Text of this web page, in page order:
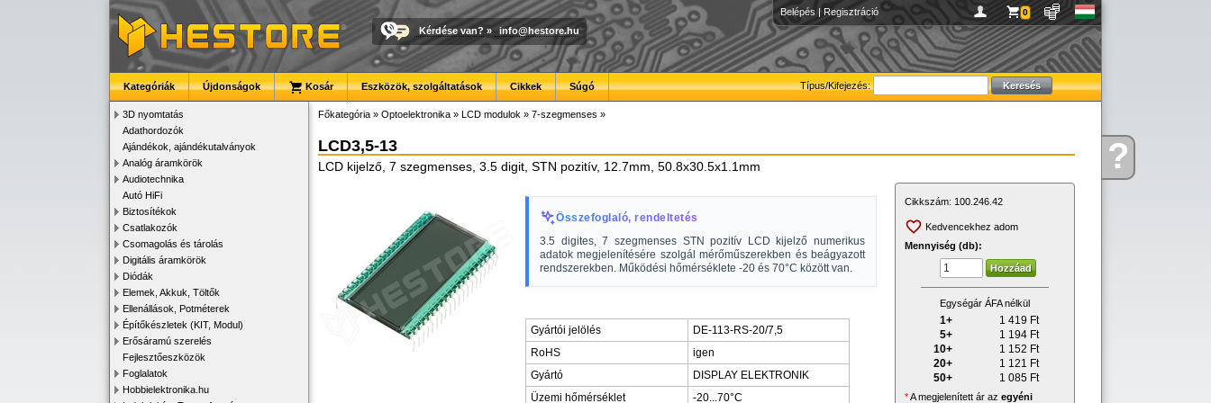
Kérdése?
Belépés | Regisztráció 0
Kérdése van? » info@hestore.hu
Típus/Kifejezés:
Kategóriák Újdonságok Kosár Eszközök, szolgáltatások Cikkek Súgó
3D nyomtatás
Adathordozók
Ajándékok, ajándékutalványok
Analóg áramkörök
Audiotechnika
Autó HiFi
Biztosítékok
Csatlakozók
Csomagolás és tárolás
Digitális áramkörök
Diódák
Elemek, Akkuk, Töltők
Ellenállások, Potméterek
Építőkészletek (KIT, Modul)
Erősáramú szerelés
Fejlesztőeszközök
Foglalatok
Hobbielektronika.hu
Főkategória » Optoelektronika » LCD modulok » 7-szegmenses »
LCD3,5-13
LCD kijelző, 7 szegmenses, 3.5 digit, STN pozitív, 12.7mm, 50.8x30.5x1.1mm
Összefoglaló, rendeltetés
3.5 digites, 7 szegmenses STN pozitív LCD kijelző numerikus
adatok megjelenítésére szolgál mérőműszerekben és beágyazott
rendszerekben. Működési hőmérséklete -20 és 70°C között van.
Gyártói jelölés
DE-113-RS-20/7,5
RoHS
igen
Gyártó
DISPLAY ELEKTRONIK
Üzemi hőmérséklet
-20...70°C
Cikkszám: 100.246.42
Kedvencekhez adom
Mennyiség (db):
Egységár ÁFA nélkül
1+ 1 419 Ft
5+
1 194 Ft
10+
1 152 Ft
20+
1 121 Ft
50+
1 085 Ft
*A megjelenített ár az egyéni